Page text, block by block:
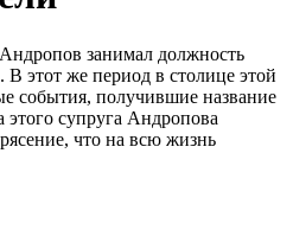
занимал должность
В этот же период в столице этой
события, получившие название
этого супруга Андропова
что на всю жизнь